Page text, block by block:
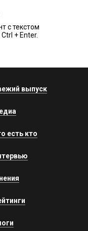
с текстом
+ Enter.
выпуск
есть кто